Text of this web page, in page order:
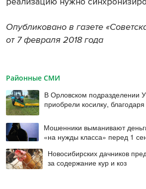
Опубликовано в газете
от 7 февраля 2018 года
Районные СМИ
В Орловском подразделении
приобрели косилку, благодаря
Мошенники выманивают
«на нужды класса» перед 1
Новосибирских дачников
за содержание кур и коз